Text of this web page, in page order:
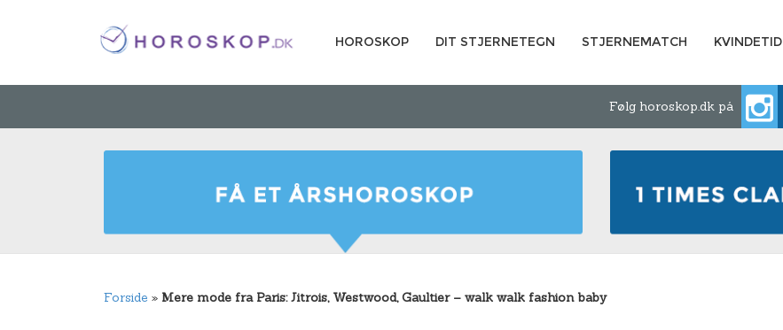
HOROSKOP DIT STJERNETEGN STJERNEMATCH KVINDETID
Følg horoskop.dk på
Forside » Mere mode fra Paris: Jitrois, Westwood, Gaultier – walk walk fashion baby